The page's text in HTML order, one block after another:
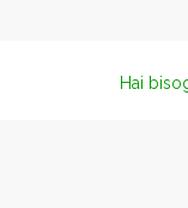
Hai